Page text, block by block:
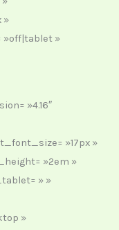
»
»
»4.16″
»17px »
»2em »
» »
»